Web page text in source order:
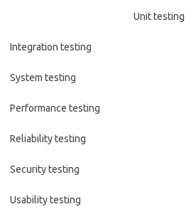
Unit testing
Integration testing
System testing
Performance testing
Reliability testing
Security testing
Usability testing